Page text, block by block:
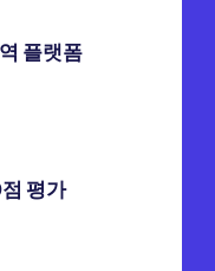
플랫폼
평가